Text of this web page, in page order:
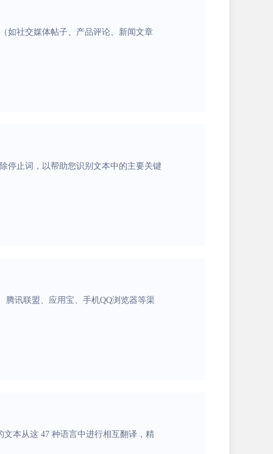
如社交媒体帖子、产品评论、新闻文章
停止词，以帮助您识别文本中的主要关键
腾讯联盟、应用宝、手机QQ浏览器等渠
本从这 47 种语言中进行相互翻译，精